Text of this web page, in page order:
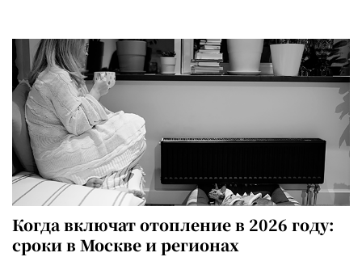
Когда включат отопление в 2026 году:
сроки в Москве и регионах